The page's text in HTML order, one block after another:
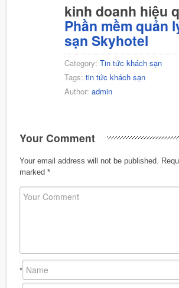
kinh doanh hiệu
Phần mềm quản
sạn Skyhotel
Category: Tin tức khách sạn
Tags: tin tức khách sạn
Author: admin
Your Comment
Your email address will not be published.
marked *
*